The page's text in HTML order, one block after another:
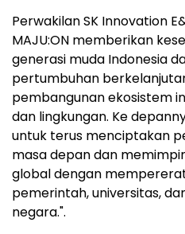
Perwakilan SK Innovation
MAJU:ON memberikan
generasi muda Indonesia
pertumbuhan
pembangunan ekosistem
dan lingkungan. Ke
untuk terus menciptakan
masa depan dan
global dengan
pemerintah, universitas,
negara.".